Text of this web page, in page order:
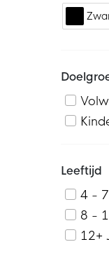
Leeftijd
4 -
8 -
12+